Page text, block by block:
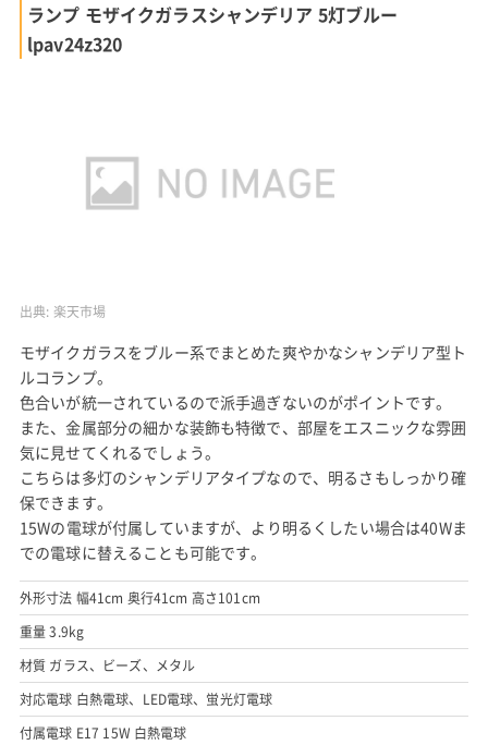
ランプ モザイクガラスシャンデリア 5灯ブルー
lpav24z320
出典: 楽天市場
モザイクガラスをブルー系でまとめた爽やかなシャンデリア型ト
ルコランプ。
色合いが統一されているので派手過ぎないのがポイントです。
また、金属部分の細かな装飾も特徴で、部屋をエスニックな雰囲
気に見せてくれるでしょう。
こちらは多灯のシャンデリアタイプなので、明るさもしっかり確
保できます。
15Wの電球が付属していますが、より明るくしたい場合は40Wま
での電球に替えることも可能です。
外形寸法 幅41cm 奥行41cm 高さ101cm
重量 3.9kg
材質 ガラス、ビーズ、メタル
対応電球 白熱電球、LED電球、蛍光灯電球
付属電球 E17 15W 白熱電球